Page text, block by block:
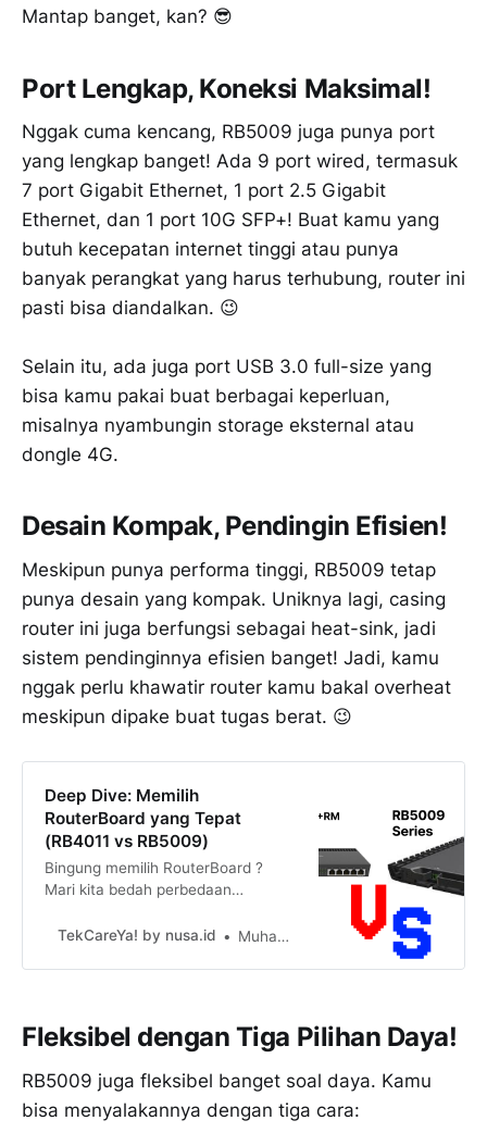
Mantap banget, kan? 😎
Port Lengkap, Koneksi Maksimal!
Nggak cuma kencang, RB5009 juga punya port
yang lengkap banget! Ada 9 port wired, termasuk
7 port Gigabit Ethernet, 1 port 2.5 Gigabit
Ethernet, dan 1 port 10G SFP+! Buat kamu yang
butuh kecepatan internet tinggi atau punya
banyak perangkat yang harus terhubung, router ini
pasti bisa diandalkan. 😉
Selain itu, ada juga port USB 3.0 full-size yang
bisa kamu pakai buat berbagai keperluan,
misalnya nyambungin storage eksternal atau
dongle 4G.
Desain Kompak, Pendingin Efisien!
Meskipun punya performa tinggi, RB5009 tetap
punya desain yang kompak. Uniknya lagi, casing
router ini juga berfungsi sebagai heat-sink, jadi
sistem pendinginnya efisien banget! Jadi, kamu
nggak perlu khawatir router kamu bakal overheat
meskipun dipake buat tugas berat. 😉
Deep Dive: Memilih
RouterBoard yang Tepat
(RB4011 vs RB5009)
Bingung memilih RouterBoard ?
Mari kita bedah perbedaan
populer: RB4011, RB5009UG+S+IN,
TekCareYa! by nusa.id Muhammad Rasya Nur Bayhaqi
Fleksibel dengan Tiga Pilihan Daya!
RB5009 juga fleksibel banget soal daya. Kamu
bisa menyalakannya dengan tiga cara: